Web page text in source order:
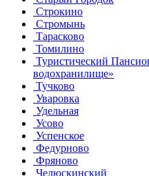
Строкино
Стромынь
Тарасково
Томилино
Туристический
водохранилище»
Тучково
Уваровка
Удельная
Усово
Успенское
Федурново
Фряново
Челюскинский